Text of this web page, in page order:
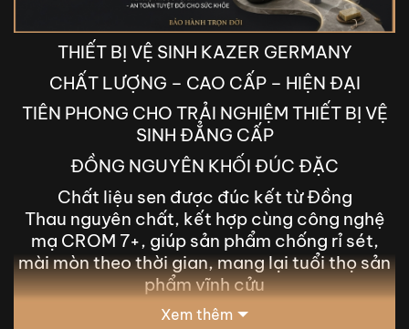
THIẾT BỊ VỆ SINH KAZER GERMANY
CHẤT LƯỢNG – CAO CẤP – HIỆN ĐẠI
TIÊN PHONG CHO TRẢI NGHIỆM THIẾT BỊ VỆ
SINH ĐẲNG CẤP
ĐỒNG NGUYÊN KHỐI ĐÚC ĐẶC
Chất liệu sen được đúc kết từ Đồng
Thau nguyên chất, kết hợp cùng công nghệ
mạ CROM 7+, giúp sản phẩm chống rỉ sét,
mài mòn theo thời gian, mang lại tuổi thọ sản
phẩm vĩnh cửu
Xem thêm